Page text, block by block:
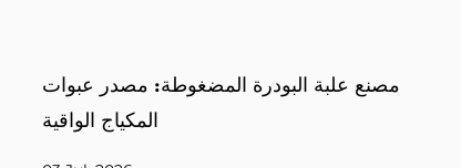
مصنع علبة البودرة المضغوطة: عبوة تحمي وتثير
الإعجاب